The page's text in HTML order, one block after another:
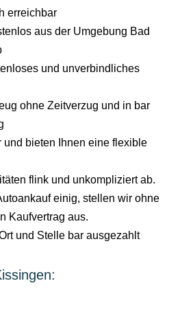
erreichbar
aus der Umgebung Bad
und unverbindliches
ohne Zeitverzug und in bar
bieten Ihnen eine flexible
flink und unkompliziert ab.
einig, stellen wir ohne
Kaufvertrag aus.
und Stelle bar ausgezahlt